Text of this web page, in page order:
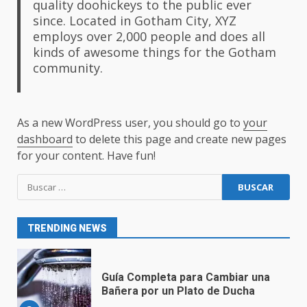
quality doohickeys to the public ever
since. Located in Gotham City, XYZ
employs over 2,000 people and does all
kinds of awesome things for the Gotham
community.
As a new WordPress user, you should go to your
dashboard to delete this page and create new pages
for your content. Have fun!
TRENDING NEWS
Pasos Clave para una Reforma
Exitosa
7
Nuestras Soluciones de Diseño
Innovador
1
Sustituir bañera por ducha en
Guía Completa para Cambiar una
Bañera por un Plato de Ducha